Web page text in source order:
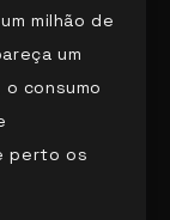
milhão de
um
consumo
perto os